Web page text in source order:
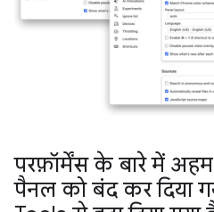
परफ़ॉर्मेंस के बारे में
पैनल को बंद कर दिया